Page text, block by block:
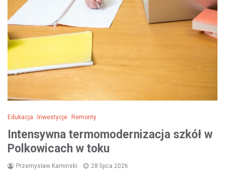
Edukacja Inwestycje Remonty
Intensywna termomodernizacja szkół w
Polkowicach w toku
Przemysław Kamiński 28 lipca 2026